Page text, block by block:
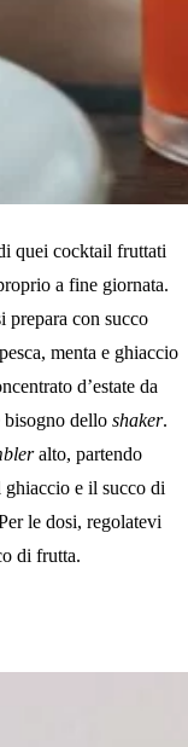
quei cocktail fruttati
a fine giornata.
prepara con succo
menta e ghiaccio
d’estate da
bisogno dello shaker.
alto, partendo
ghiaccio e il succo di
le dosi, regolatevi
di frutta.